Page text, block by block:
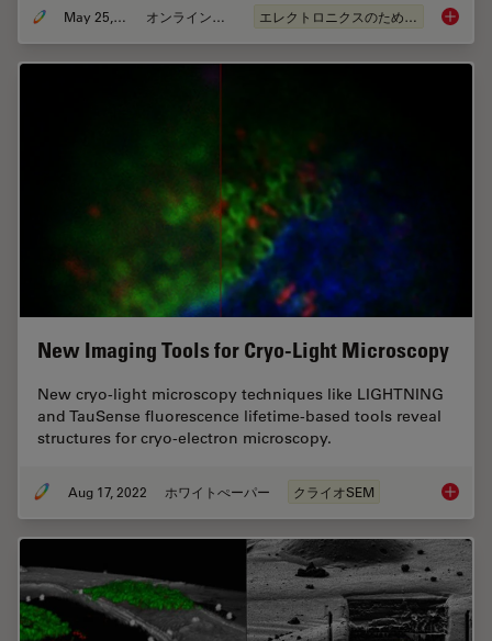
May 25, 2023 オンラインセミナー エレクトロニクスのための断面解析 How to
New Imaging Tools for Cryo-Light Microscopy
New cryo-light microscopy techniques like LIGHTNING
and TauSense fluorescence lifetime-based tools reveal
structures for cryo-electron microscopy.
Aug 17, 2022 ホワイトぺーパー クライオSEM New